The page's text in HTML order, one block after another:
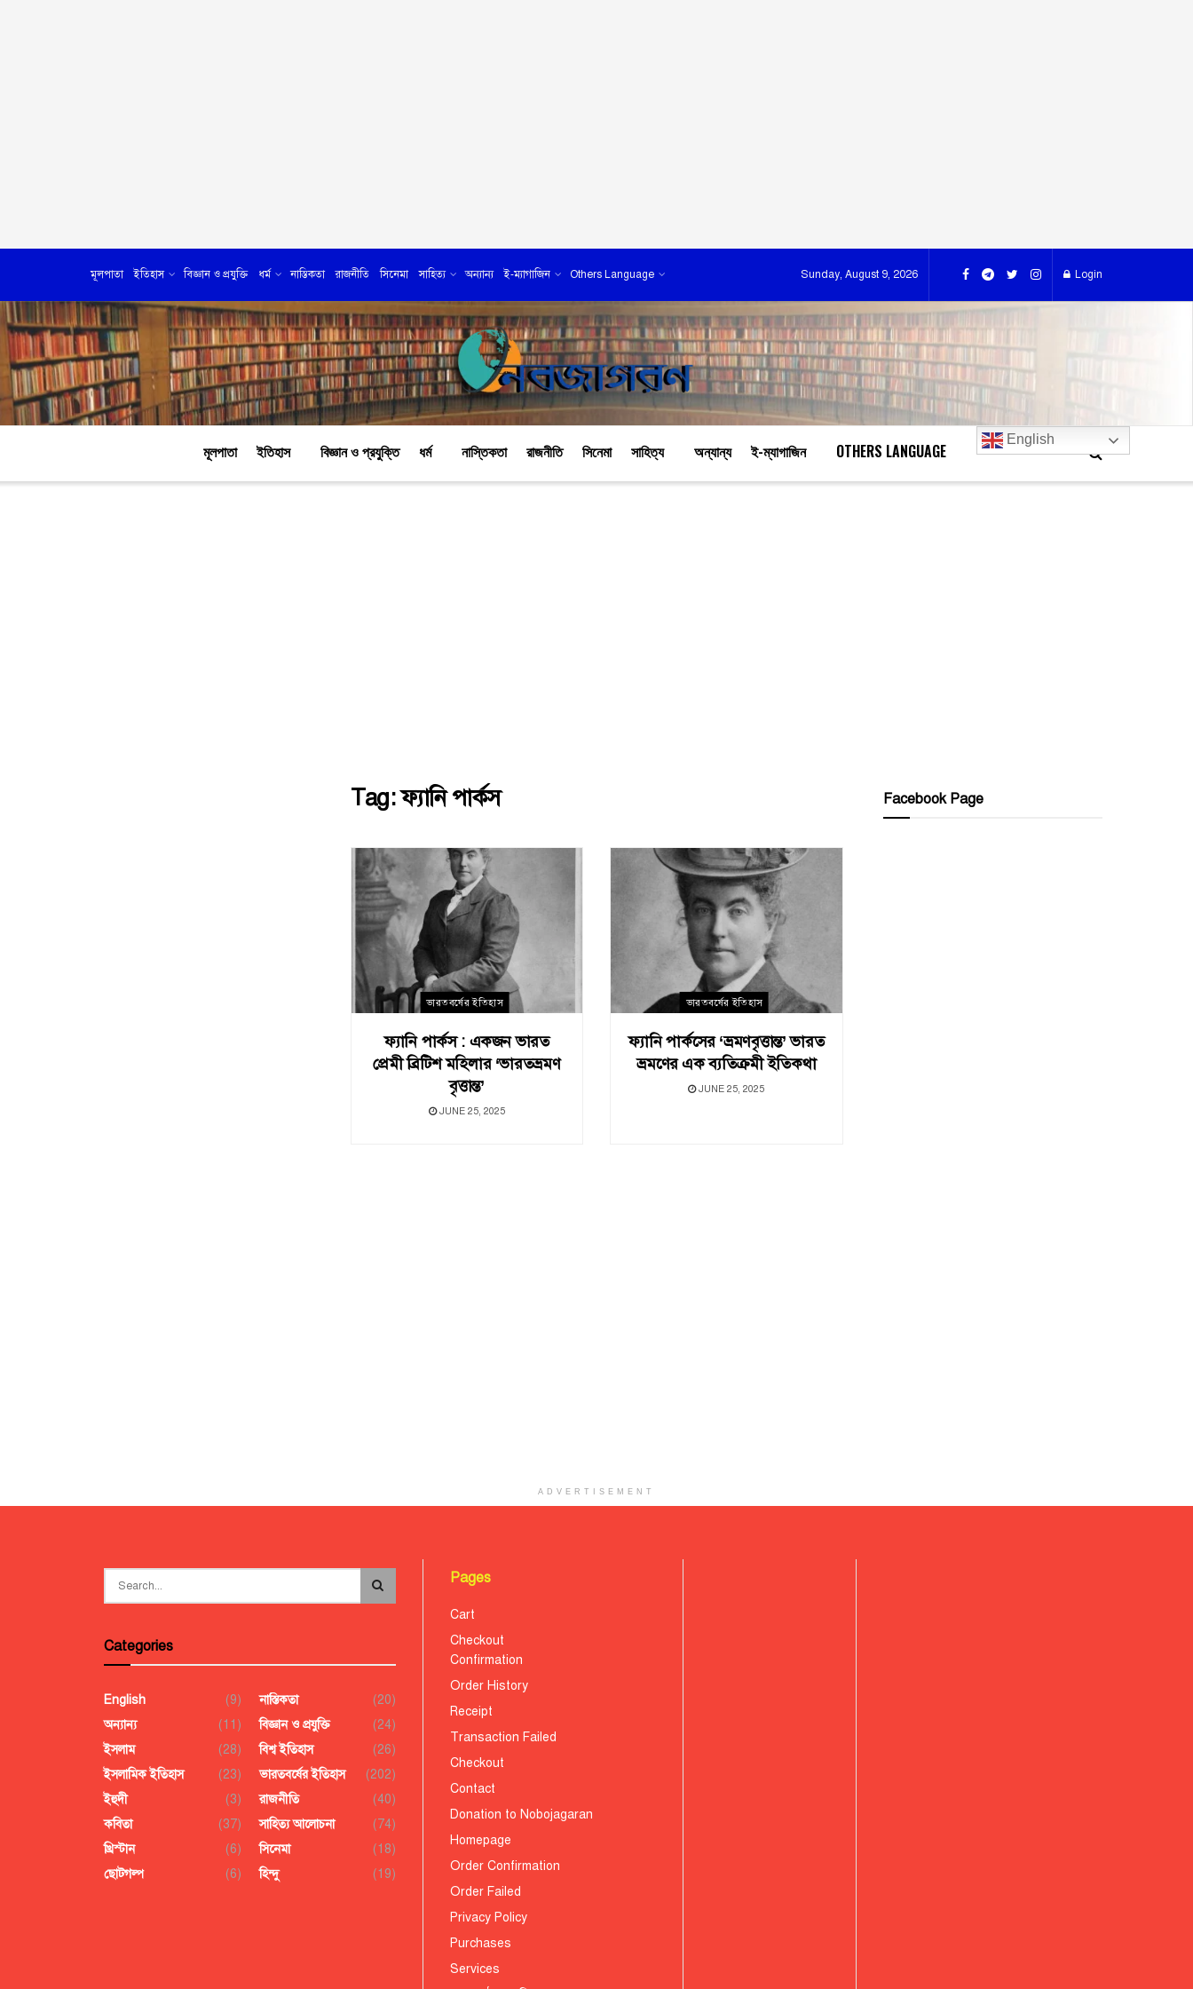
মূলপাতা ইতিহাস বিজ্ঞান ও প্রযুক্তি ধর্ম নাস্তিকতা রাজনীতি সিনেমা সাহিত্য অন্যান্য ই-ম্যাগাজিন Others Language Sunday, August 9, 2026 Login
মূলপাতা ইতিহাস বিজ্ঞান ও প্রযুক্তি ধর্ম নাস্তিকতা রাজনীতি সিনেমা সাহিত্য অন্যান্য ই-ম্যাগাজিন OTHERS LANGUAGE
English
Tag:ফ্যানি পার্কস
ভারতবর্ষের ইতিহাস
ফ্যানি পার্কস : একজন ভারত
প্রেমী ব্রিটিশ মহিলার ‘ভারতভ্রমণ
বৃত্তান্ত’
JUNE 25, 2025
ভারতবর্ষের ইতিহাস
ফ্যানি পার্কসের ‘ভ্রমণবৃত্তান্ত’ ভারত
ভ্রমণের এক ব্যতিক্রমী ইতিকথা
JUNE 25, 2025
Facebook Page
ADVERTISEMENT
Categories
English
(9)
অন্যান্য
(11)
ইসলাম
(28)
ইসলামিক ইতিহাস
(23)
ইহুদী
(3)
কবিতা
(37)
খ্রিস্টান
(6)
ছোটগল্প
(6)
নাস্তিকতা
(20)
বিজ্ঞান ও প্রযুক্তি
(24)
বিশ্ব ইতিহাস
(26)
ভারতবর্ষের ইতিহাস
(202)
রাজনীতি
(40)
সাহিত্য আলোচনা
(74)
সিনেমা
(18)
হিন্দু
(19)
Pages
Cart
Checkout
Confirmation
Order History
Receipt
Transaction Failed
Checkout
Contact
Donation to Nobojagaran
Homepage
Order Confirmation
Order Failed
Privacy Policy
Purchases
Services